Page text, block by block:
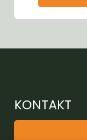
KONTAKT